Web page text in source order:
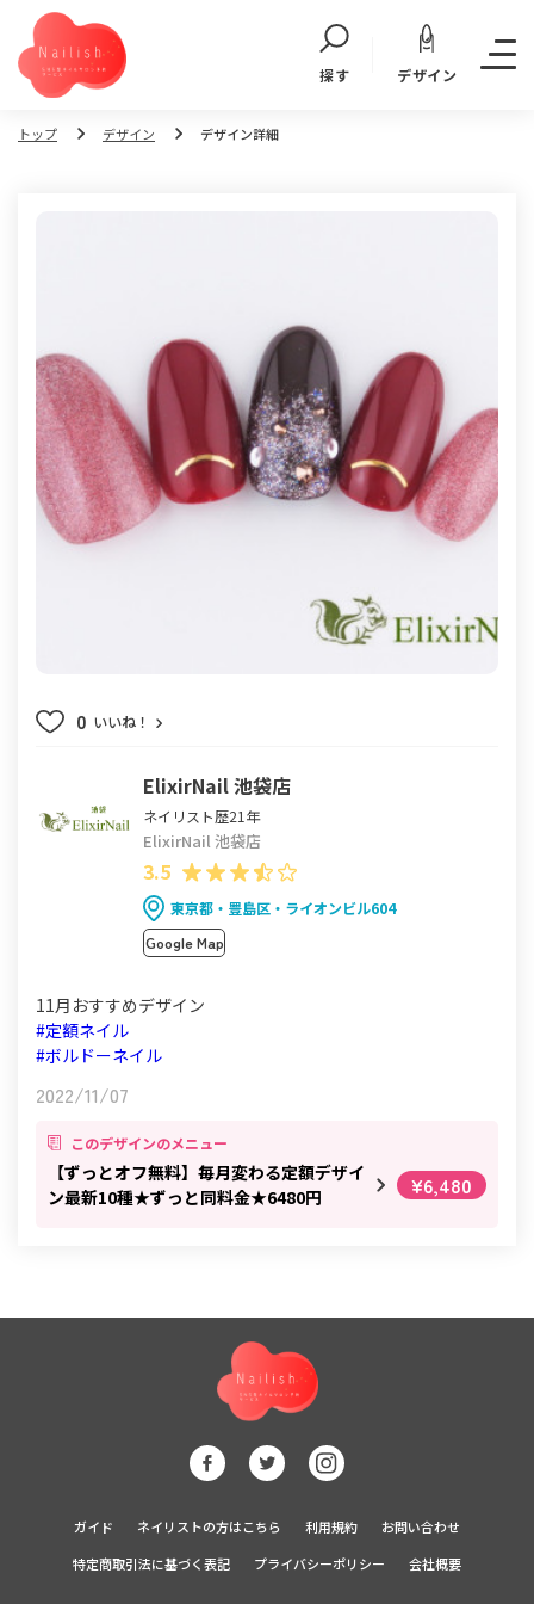
探す デザイン
トップ デザイン デザイン詳細
0 いいね！
ElixirNail 池袋店
ネイリスト歴21年
ElixirNail 池袋店
3.5
東京都・豊島区・ライオンビル604
Google Map
11月おすすめデザイン
#定額ネイル
#ボルドーネイル
2022/11/07
このデザインのメニュー
【ずっとオフ無料】毎月変わる定額デザイ
ン最新10種★ずっと同料金★6480円
¥6,480
ガイド ネイリストの方はこちら 利用規約
お問い合わせ
特定商取引法に基づく表記
プライバシーポリシー 会社概要